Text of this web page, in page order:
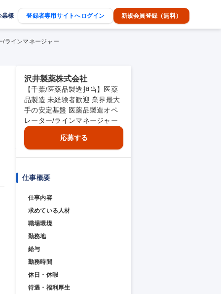
業様 登録者専用サイトへログイン 新規会員登録（無料）
/ラインマネージャー
沢井製薬株式会社
【千葉/医薬品製造担当】医薬
品製造 未経験者歓迎 業界最大
手の安定基盤 医薬品製造オペ
レーター/ラインマネージャー
応募する
仕事概要
仕事内容
求めている人材
職場環境
勤務地
給与
勤務時間
休日・休暇
待遇・福利厚生